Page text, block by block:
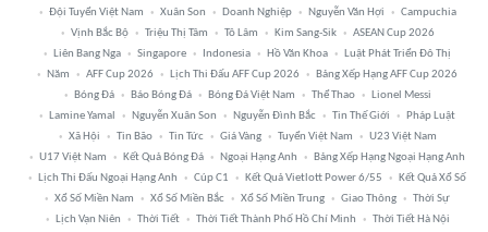
Đội Tuyển Việt Nam
Xuân Son Doanh Nghiệp Nguyễn Văn Hợi
Campuchia
Vịnh Bắc Bộ
Triệu Thị Tâm Tô Lâm Kim Sang-Sik
ASEAN Cup 2026
Liên Bang Nga
Singapore Indonesia Hồ Văn Khoa
Luật Phát Triển Đô Thị
Năm
AFF Cup 2026 Lịch Thi Đấu AFF Cup 2026
Bảng Xếp Hạng AFF Cup 2026
Bóng Đá
Báo Bóng Đá Bóng Đá Việt Nam Thể Thao
Lionel Messi
Lamine Yamal
Nguyễn Xuân Son Nguyễn Đình Bắc Tin Thế Giới
Pháp Luật
Xã Hội
Tin Bão Tin Tức Giá Vàng Tuyển Việt Nam
U23 Việt Nam
U17 Việt Nam
Kết Quả Bóng Đá Ngoại Hạng Anh
Bảng Xếp Hạng Ngoại Hạng Anh
Lịch Thi Đấu Ngoại Hạng Anh
Cúp C1 Kết Quả Vietlott Power 6/55
Kết Quả Xổ Số
Xổ Số Miền Nam
Xổ Số Miền Bắc Xổ Số Miền Trung Giao Thông
Thời Sự
Lịch Vạn Niên
Thời Tiết Thời Tiết Thành Phố Hồ Chí Minh Thời Tiết Hà Nội